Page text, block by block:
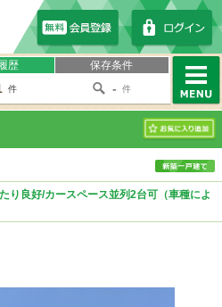
歴
件
保存条件
- 件
MENU
お気に入り
り良好/カースペース並列2台可（車種によ